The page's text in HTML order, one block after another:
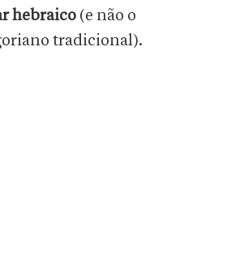
hebraico (e não o
tradicional).